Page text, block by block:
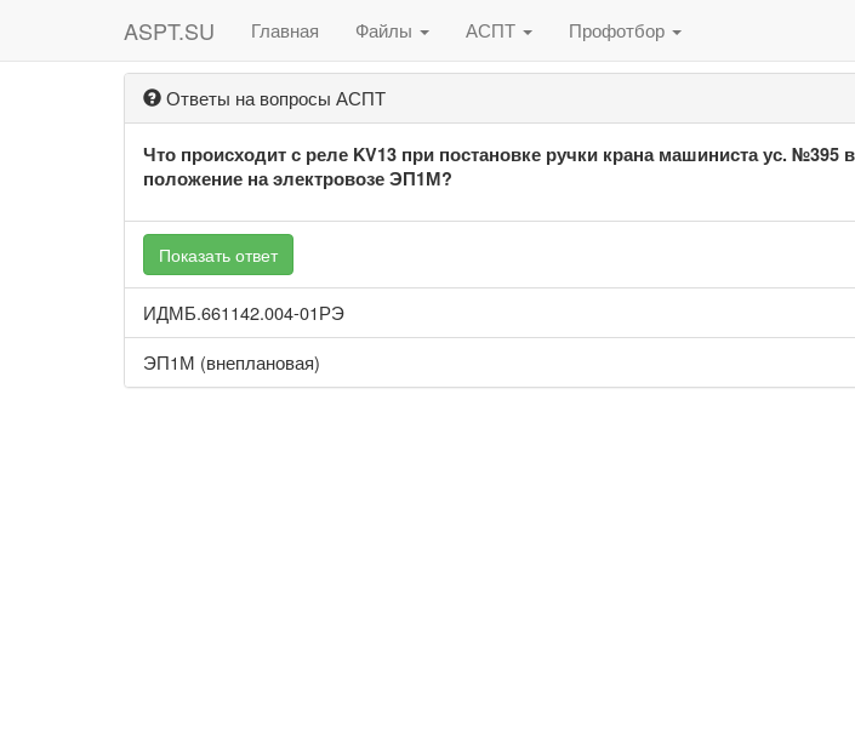
ASPT.SU Главная Файлы АСПТ Профотбор
Ответы на вопросы АСПТ
Что происходит с реле KV13 при постановке ручки крана машиниста ус. №395
положение на электровозе ЭП1М?
Показать ответ
ИДМБ.661142.004-01РЭ
ЭП1М (внеплановая)